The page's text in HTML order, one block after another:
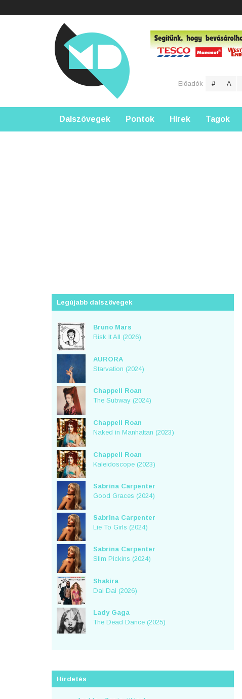
Előadók # A
Dalszövegek Pontok Hírek Tagok
Legújabb dalszövegek
Bruno Mars
Risk It All (2026)
AURORA
Starvation (2024)
Chappell Roan
The Subway (2024)
Chappell Roan
Naked in Manhattan (2023)
Chappell Roan
Kaleidoscope (2023)
Sabrina Carpenter
Good Graces (2024)
Sabrina Carpenter
Lie To Girls (2024)
Sabrina Carpenter
Slim Pickins (2024)
Shakira
Dai Dai (2026)
Lady Gaga
The Dead Dance (2025)
Hirdetés